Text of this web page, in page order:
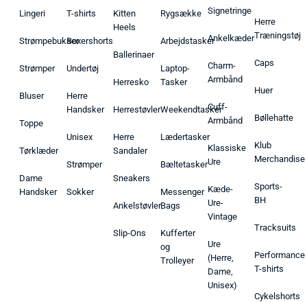
Lingeri
Strømpebukser
Strømper
Bluser
Toppe
Tørklæder
Dame
Handsker
T-shirts
Boxershorts
Undertøj
Herre
Handsker
Unisex
Strømper
Sokker
Kitten
Heels
Ballerinaer
Herresko
Herrestøvler
Herre
Sandaler
Sneakers
Ankelstøvler
Slip-Ons
Rygsække
Arbejdstasker
Laptop-
Tasker
Weekendtasker
Lædertasker
Bæltetasker
Messenger
Bags
Kufferter
og
Trolleyer
Signetringe
Ankelkæder
Charm-
Armbånd
Cuff-
Armbånd
Klassiske
Ure
Kæde-
Ure-
Vintage
Ure
(Herre,
Dame,
Unisex)
Herre
Træningstøj
Caps
Huer
Bøllehatte
Klub
Merchandise
Sports-
BH
Tracksuits
Performance
T-shirts
Cykelshorts